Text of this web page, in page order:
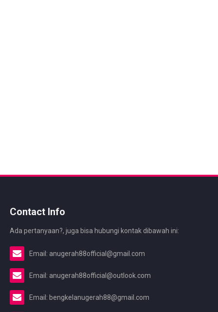
Contact Info
Ada pertanyaan?, juga bisa hubungi kontak dibawah ini:
Email: anugerah88official@gmail.com
Email: anugerah88official@outlook.com
Email: bengkelanugerah88@gmail.com